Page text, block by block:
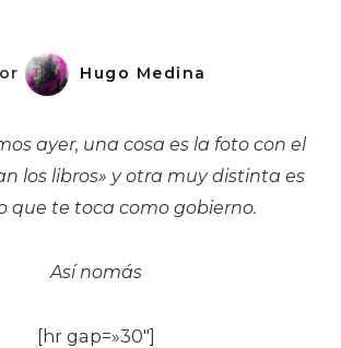
Caso
Hugo Medina
ayer, una cosa es la foto con el
los libros» y otra muy distinta es
que te toca como gobierno.
Así nomás
[hr gap=»30″]